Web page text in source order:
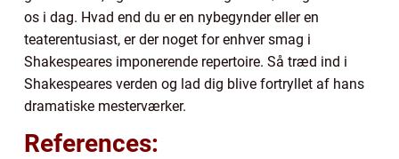
os i dag. Hvad end du er en nybegynder eller en
teaterentusiast, er der noget for enhver smag i
Shakespeares imponerende repertoire. Så træd ind i
Shakespeares verden og lad dig blive fortryllet af hans
dramatiske mesterværker.
References: